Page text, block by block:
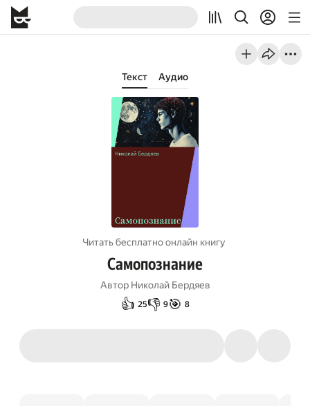
Текст Аудио
Читать бесплатно онлайн книгу
Самопознание
Автор Николай Бердяев
👍 25👎 9🎯 8